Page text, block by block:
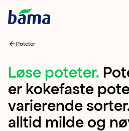
Poteter
Løse
poteter
Poteter
Løse poteter.
er kokefaste
varierende
alltid milde og